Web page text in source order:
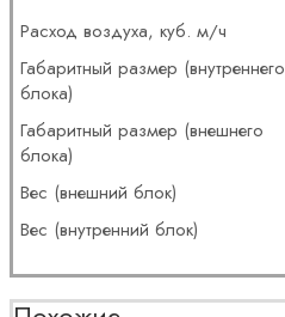
Расход воздуха, куб. м/ч
Габаритный размер (внутреннего
блока)
Габаритный размер (внешнего
блока)
Вес (внешний блок)
Вес (внутренний блок)